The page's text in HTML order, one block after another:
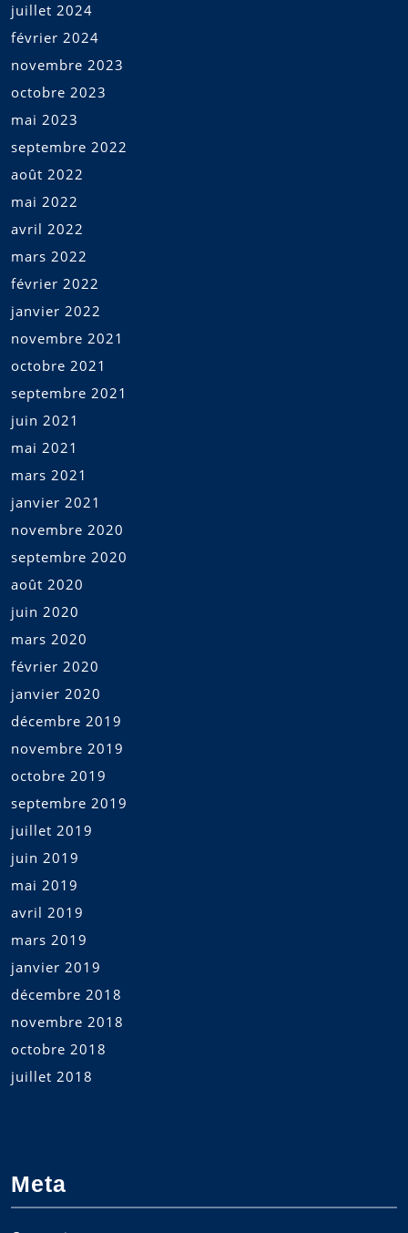
juillet 2024
février 2024
novembre 2023
octobre 2023
mai 2023
septembre 2022
août 2022
mai 2022
avril 2022
mars 2022
février 2022
janvier 2022
novembre 2021
octobre 2021
septembre 2021
juin 2021
mai 2021
mars 2021
janvier 2021
novembre 2020
septembre 2020
août 2020
juin 2020
mars 2020
février 2020
janvier 2020
décembre 2019
novembre 2019
octobre 2019
septembre 2019
juillet 2019
juin 2019
mai 2019
avril 2019
mars 2019
janvier 2019
décembre 2018
novembre 2018
octobre 2018
juillet 2018
Meta